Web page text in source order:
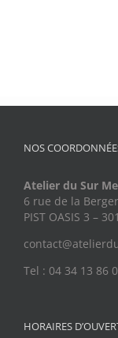
NOS
Atelier du Sur
6 rue de la
PIST OASIS 3 –
Tel : 04 34 13 86
HORAIRES